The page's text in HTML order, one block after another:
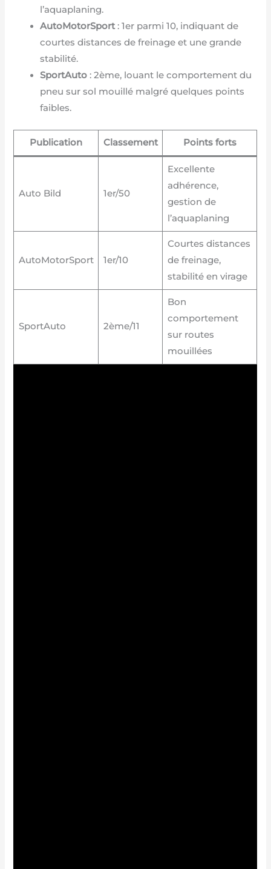
l’aquaplaning.
AutoMotorSport: 1er parmi 10, indiquant de
courtes distances de freinage et une grande
stabilité.
SportAuto : 2ème, louant le comportement du
pneu sur sol mouillé malgré quelques points
faibles.
Publication Classement Points forts
Auto Bild 1er/50
Excellente
adhérence,
gestion de
l’aquaplaning
AutoMotorSport 1er/10
Courtes distances
de freinage,
stabilité en virage
SportAuto 2ème/11
Bon
comportement
sur routes
mouillées